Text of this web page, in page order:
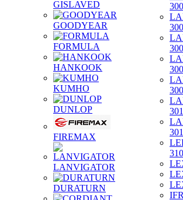
GISLAVED
GOODYEAR
FORMULA
HANKOOK
KUMHO
DUNLOP
FIREMAX
LANVIGATOR
DURATURN